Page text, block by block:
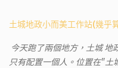
土城地政小而美工作站(幾乎
今天跑了兩個地方，土城 地
只有配置一個人。位置在"